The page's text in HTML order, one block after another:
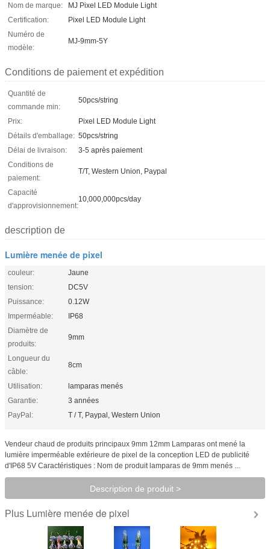
Nom de marque:
MJ Pixel LED Module Light
Certification:
Pixel LED Module Light
Numéro de
modèle:
MJ-9mm-5Y
Conditions de paiement et expédition
Quantité de
commande min:
50pcs/string
Prix:
Pixel LED Module Light
Détails d'emballage: 50pcs/string
Délai de livraison:
3-5 après paiement
Conditions de
paiement:
T/T, Western Union, Paypal
Capacité
d'approvisionnement:
10,000,000pcs/day
description de
Lumière menée de pixel
couleur:
Jaune
tension:
DC5V
Puissance:
0.12W
Imperméable:
IP68
Diamètre de
produits:
9mm
Longueur du
câble:
8cm
Utilisation:
lamparas menés
Garantie:
3 années
PayPal:
T / T, Paypal, Western Union
Vendeur chaud de produits principaux 9mm 12mm Lamparas ont mené la
lumière imperméable extérieure de pixel de la conception LED de publicité
d'IP68 5V Caractéristiques : Nom de produit lamparas de 9mm menés ...
Description de produit >
Plus Lumière menée de pixel